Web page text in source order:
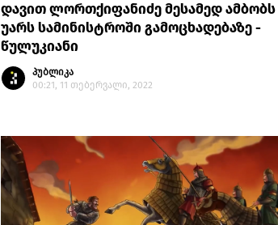
დავით ლორთქიფანიძე მესამედ ამბობს
უარს სამინისტროში გამოცხადებაზე -
წულუკიანი
პუბლიკა
00:21, 11 თებერვალი, 2022